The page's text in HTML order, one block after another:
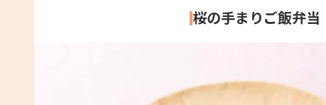
桜の手まりご飯弁当